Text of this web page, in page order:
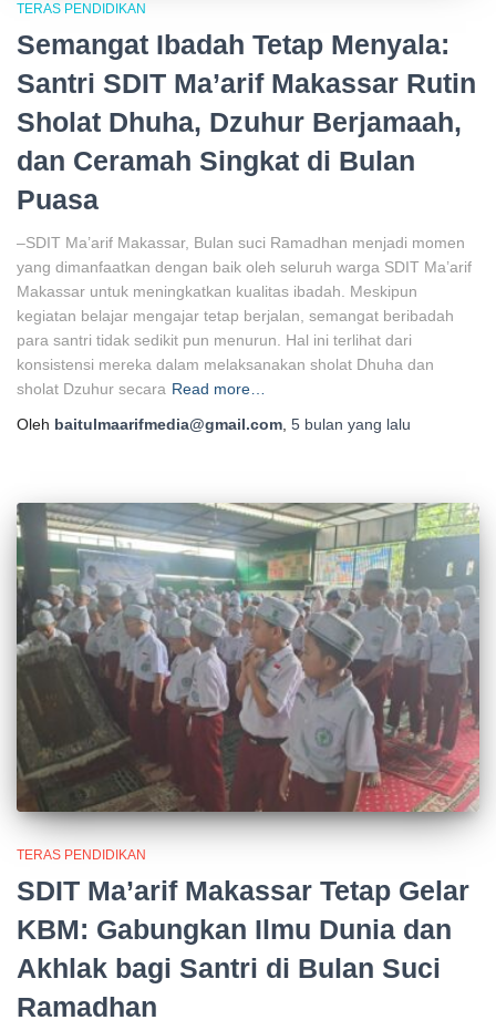
TERAS PENDIDIKAN
Semangat Ibadah Tetap Menyala:
Santri SDIT Ma’arif Makassar Rutin
Sholat Dhuha, Dzuhur Berjamaah,
dan Ceramah Singkat di Bulan
Puasa
–SDIT Ma’arif Makassar, Bulan suci Ramadhan menjadi momen
yang dimanfaatkan dengan baik oleh seluruh warga SDIT Ma’arif
Makassar untuk meningkatkan kualitas ibadah. Meskipun
kegiatan belajar mengajar tetap berjalan, semangat beribadah
para santri tidak sedikit pun menurun. Hal ini terlihat dari
konsistensi mereka dalam melaksanakan sholat Dhuha dan
sholat Dzuhur secara Read more…
Oleh baitulmaarifmedia@gmail.com, 5 bulan yang lalu
TERAS PENDIDIKAN
SDIT Ma’arif Makassar Tetap Gelar
KBM: Gabungkan Ilmu Dunia dan
Akhlak bagi Santri di Bulan Suci
Ramadhan